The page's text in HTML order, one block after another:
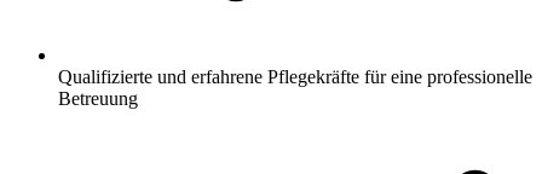
Qualifizierte und erfahrene Pflegekräfte für eine professionelle
Betreuung